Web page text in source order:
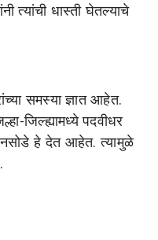
त्यांची धास्ती घेतल्याचे
समस्या ज्ञात आहेत.
जिल्ह्यामध्ये पदवीधर
हे देत आहेत. त्यामुळे